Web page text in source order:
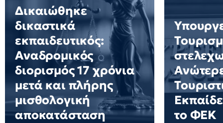
Δικαιώθηκε
δικαστικά
εκπαιδευτικός:
Αναδρομικός
διορισμός 17 χρόνια
μετά και πλήρης
μισθολογική
αποκατάσταση
το ΦΕΚ